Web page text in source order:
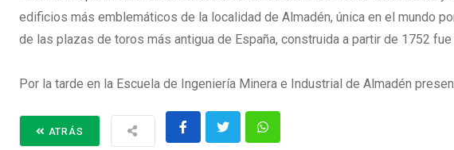
edificios más emblemáticos de la localidad de Almadén, única en el mundo
de las plazas de toros más antigua de España, construida a partir de 1752
Por la tarde en la Escuela de Ingeniería Minera e Industrial de Almadén
ATRÁS